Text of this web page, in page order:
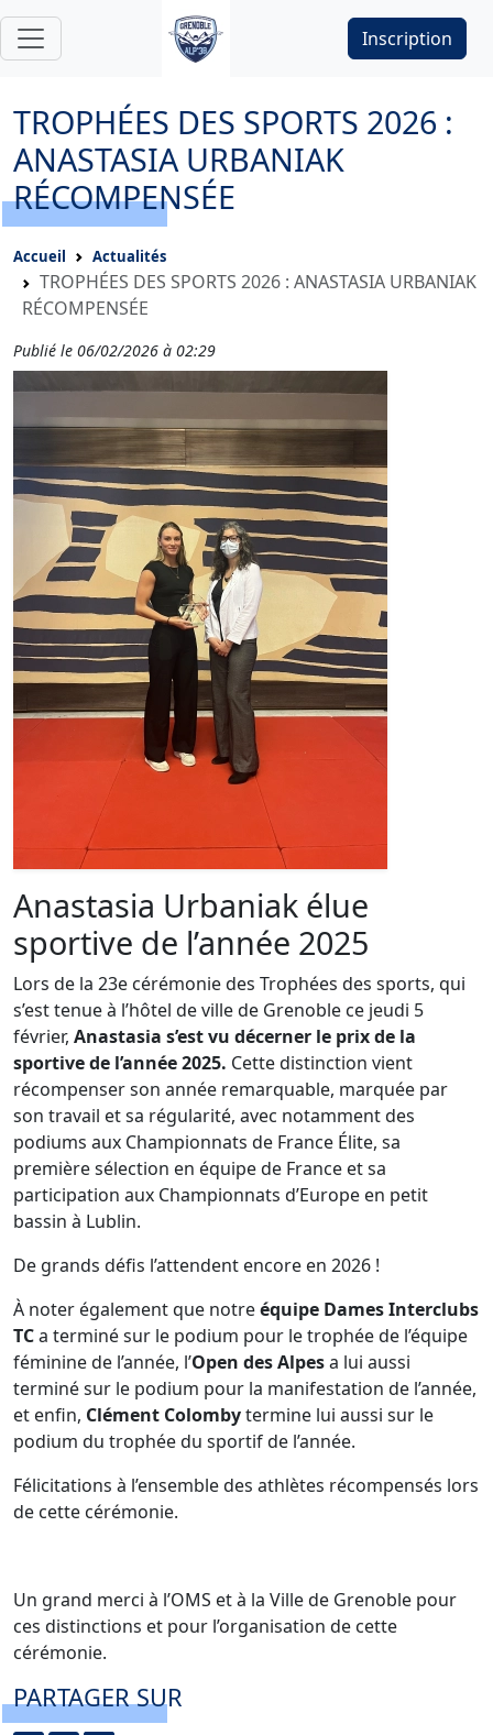
Inscription
TROPHÉES DES SPORTS 2026 :
ANASTASIA URBANIAK
RÉCOMPENSÉE
Accueil Actualités
TROPHÉES DES SPORTS 2026 : ANASTASIA URBANIAK
RÉCOMPENSÉE
Publié le 06/02/2026 à 02:29
Anastasia Urbaniak élue
sportive de l’année 2025
Lors de la 23e cérémonie des Trophées des sports, qui
s’est tenue à l’hôtel de ville de Grenoble ce jeudi 5
février, Anastasia s’est vu décerner le prix de la
sportive de l’année 2025. Cette distinction vient
récompenser son année remarquable, marquée par
son travail et sa régularité, avec notamment des
podiums aux Championnats de France Élite, sa
première sélection en équipe de France et sa
participation aux Championnats d’Europe en petit
bassin à Lublin.
De grands défis l’attendent encore en 2026 !
À noter également que notreéquipe Dames Interclubs
TCa terminé sur le podium pour le trophée de l’équipe
féminine de l’année, l’Open des Alpesa lui aussi
terminé sur le podium pour la manifestation de l’année,
et enfin, Clément Colombytermine lui aussi sur le
podium du trophée du sportif de l’année.
Félicitations à l’ensemble des athlètes récompensés lors
de cette cérémonie.
Un grand merci à l’OMS et à la Ville de Grenoble pour
ces distinctions et pour l’organisation de cette
cérémonie.
PARTAGER SUR